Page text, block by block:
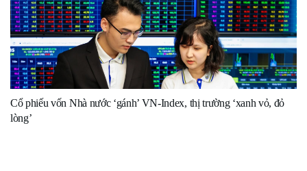
Cổ phiếu vốn Nhà nước ‘gánh’ VN-Index, thị trường ‘xanh vỏ, đỏ
lòng’